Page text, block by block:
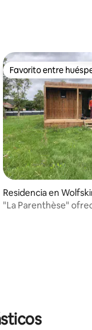
4.79 de 5;
Favorito entre
Favorito entre
Residencia en
"La Parenthèse"